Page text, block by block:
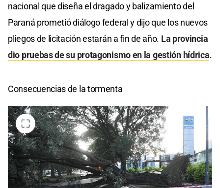
nacional que diseña el dragado y balizamiento del
Paraná prometió diálogo federal y dijo que los nuevos
pliegos de licitación estarán a fin de año. La provincia
dio pruebas de su protagonismo en la gestión hídrica.
Consecuencias de la tormenta